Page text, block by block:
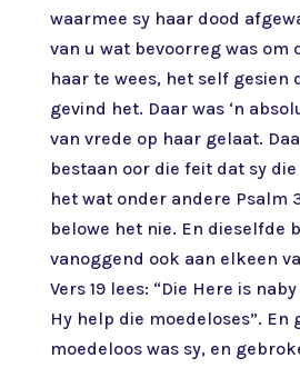
waarmee sy haar dood
van u wat bevoorreg was om
haar te wees, het self gesien
gevind het. Daar was ‘n
van vrede op haar gelaat.
bestaan oor die feit dat sy
het wat onder andere Psalm
belowe het nie. En dieselfde
vanoggend ook aan elkeen
Vers 19 lees: “Die Here is
Hy help die moedeloses”. En
moedeloos was sy, en